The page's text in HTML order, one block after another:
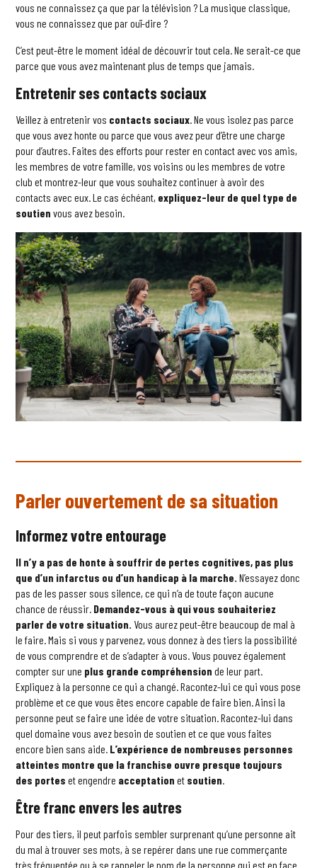
vous ne connaissez ça que par la télévision ? La musique classique,
vous ne connaissez que par ouï-dire ?
C’est peut-être le moment idéal de découvrir tout cela. Ne serait-ce que
parce que vous avez maintenant plus de temps que jamais.
Entretenir ses contacts sociaux
Veillez à entretenir vos contacts sociaux. Ne vous isolez pas parce
que vous avez honte ou parce que vous avez peur d’être une charge
pour d’autres. Faites des efforts pour rester en contact avec vos amis,
les membres de votre famille, vos voisins ou les membres de votre
club et montrez-leur que vous souhaitez continuer à avoir des
contacts avec eux. Le cas échéant, expliquez-leur de quel type de
soutien vous avez besoin.
Parler ouvertement de sa situation
Informez votre entourage
Il n’y a pas de honte à souffrir de pertes cognitives, pas plus
que d’un infarctus ou d’un handicap à la marche. N’essayez donc
pas de les passer sous silence, ce qui n’a de toute façon aucune
chance de réussir. Demandez-vous à qui vous souhaiteriez
parler de votre situation. Vous aurez peut-être beaucoup de mal à
le faire. Mais si vous y parvenez, vous donnez à des tiers la possibilité
de vous comprendre et de s’adapter à vous. Vous pouvez également
compter sur une plus grande compréhension de leur part.
Expliquez à la personne ce qui a changé. Racontez-lui ce qui vous pose
problème et ce que vous êtes encore capable de faire bien. Ainsi la
personne peut se faire une idée de votre situation. Racontez-lui dans
quel domaine vous avez besoin de soutien et ce que vous faites
encore bien sans aide. L’expérience de nombreuses personnes
atteintes montre que la franchise ouvre presque toujours
des portes et engendre acceptation et soutien.
Être franc envers les autres
Pour des tiers, il peut parfois sembler surprenant qu’une personne ait
du mal à trouver ses mots, à se repérer dans une rue commerçante
très fréquentée ou à se rappeler le nom de la personne qui est en face